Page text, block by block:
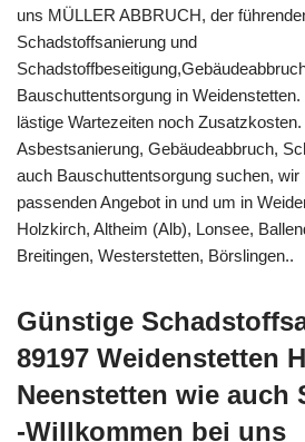
uns MÜLLER ABBRUCH, der
Schadstoffsanierung und
Bauschuttentsorgung in
lästige Wartezeiten noch
Asbestsanierung, Gebäudeabbruch,
auch Bauschuttentsorgung suchen, wir
passenden Angebot in und um in
Holzkirch, Altheim (Alb), Lonsee,
Breitingen, Westerstetten, Börslingen..
Günstige
89197 Weidenstetten
Neenstetten wie auch
-Willkommen bei uns